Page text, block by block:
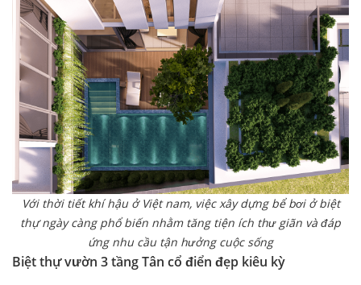
Với thời tiết khí hậu ở Việt nam, việc xây dựng bể bơi ở biệt
thự ngày càng phổ biến nhằm tăng tiện ích thư giãn và đáp
ứng nhu cầu tận hưởng cuộc sống
Biệt thự vườn 3 tầng Tân cổ điển đẹp kiêu kỳ